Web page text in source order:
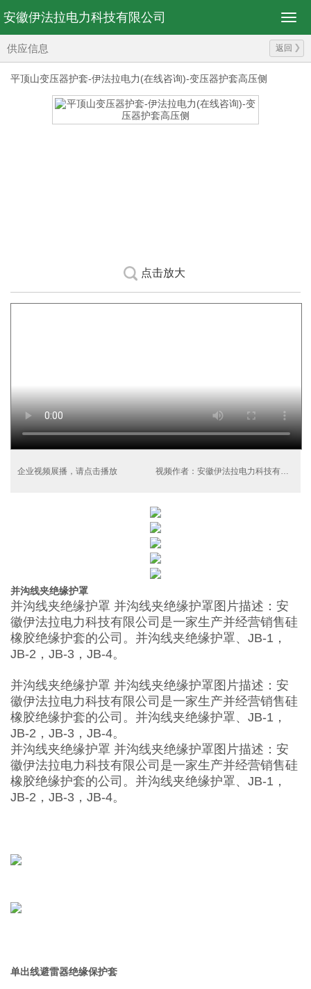
安徽伊法拉电力科技有限公司
供应信息 返回
平顶山变压器护套-伊法拉电力(在线咨询)-变压器护套高压侧
点击放大
企业视频展播，请点击播放 视频作者：安徽伊法拉电力科技有限公司
并沟线夹绝缘护罩
并沟线夹绝缘护罩 并沟线夹绝缘护罩图片描述：安
徽伊法拉电力科技有限公司是一家生产并经营销售硅
橡胶绝缘护套的公司。并沟线夹绝缘护罩、JB-1，
JB-2，JB-3，JB-4。
并沟线夹绝缘护罩 并沟线夹绝缘护罩图片描述：安
徽伊法拉电力科技有限公司是一家生产并经营销售硅
橡胶绝缘护套的公司。并沟线夹绝缘护罩、JB-1，
JB-2，JB-3，JB-4。
并沟线夹绝缘护罩 并沟线夹绝缘护罩图片描述：安
徽伊法拉电力科技有限公司是一家生产并经营销售硅
橡胶绝缘护套的公司。并沟线夹绝缘护罩、JB-1，
JB-2，JB-3，JB-4。
单出线避雷器绝缘保护套